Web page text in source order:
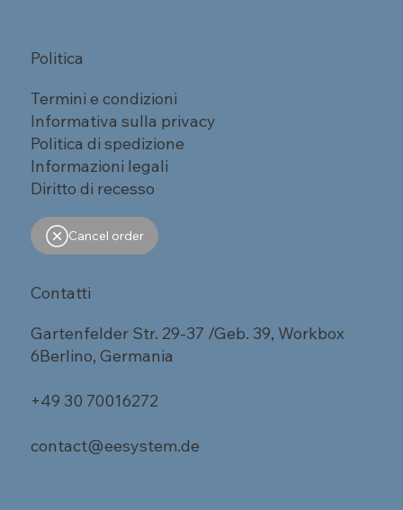
Politica
Termini e condizioni
Informativa sulla privacy
Politica di spedizione
Informazioni legali
Diritto di recesso
Cancel order
Contatti
Gartenfelder Str. 29-37 /Geb. 39, Workbox
6Berlino, Germania
+49 30 70016272
contact@eesystem.de